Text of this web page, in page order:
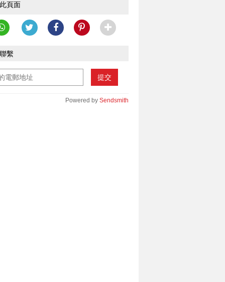
頁面
繫
提交
Powered by Sendsmith